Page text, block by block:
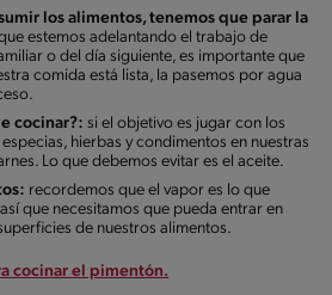
los alimentos, tenemos que parar la
estemos adelantando el trabajo de
o del día siguiente, es importante que
comida está lista, la pasemos por agua
cocinar?: si el objetivo es jugar con los
hierbas y condimentos en nuestras
Lo que debemos evitar es el aceite.
recordemos que el vapor es lo que
que necesitamos que pueda entrar en
de nuestros alimentos.
cocinar el pimentón.